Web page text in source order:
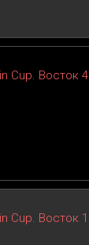
Cup. Восток 4
Cup. Восток 1